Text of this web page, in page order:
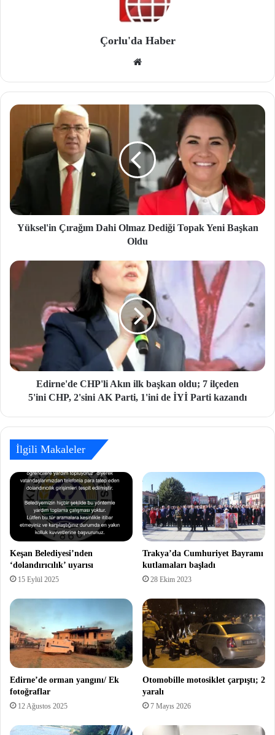
Çorlu'da Haber
site
si
Yüksel'in Çırağım Dahi Olmaz Dediği Topak Yeni Başkan
Oldu
Edirne'de CHP'li Akın ilk başkan oldu; 7 ilçeden
5'ini CHP, 2'sini AK Parti, 1'ini de İYİ Parti kazandı
İlgili Makaleler
Keşan Belediyesi’nden
‘dolandırıcılık’ uyarısı
15 Eylül 2025
Trakya’da Cumhuriyet Bayramı
kutlamaları başladı
28 Ekim 2023
Edirne’de orman yangını/ Ek
fotoğraflar
12 Ağustos 2025
Otomobille motosiklet çarpıştı; 2
yaralı
7 Mayıs 2026